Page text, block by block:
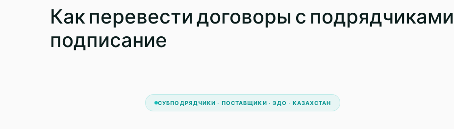
Как перевести договоры с
подписание
СУБПОДРЯДЧИКИ · ПОСТАВЩИКИ · ЭДО · КАЗАХСТАН